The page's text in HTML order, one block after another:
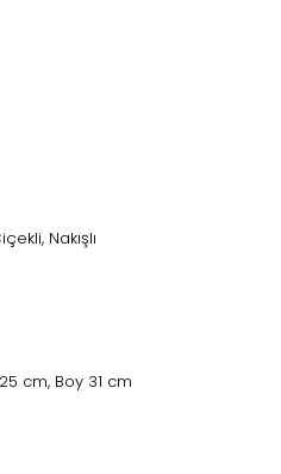
Nakışlı
cm, Boy 31 cm